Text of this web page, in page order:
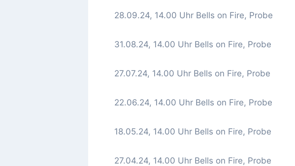
28.09.24, 14.00 Uhr Bells on Fire, Probe
31.08.24, 14.00 Uhr Bells on Fire, Probe
27.07.24, 14.00 Uhr Bells on Fire, Probe
22.06.24, 14.00 Uhr Bells on Fire, Probe
18.05.24, 14.00 Uhr Bells on Fire, Probe
27.04.24, 14.00 Uhr Bells on Fire, Probe